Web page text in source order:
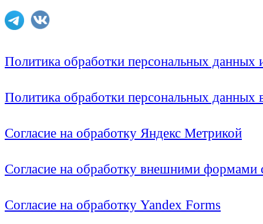
Политика обработки персональных
Политика обработки персональных
Согласие на обработку Яндекс Метрикой
Согласие на обработку внешними формами
Согласие на обработку Yandex Forms